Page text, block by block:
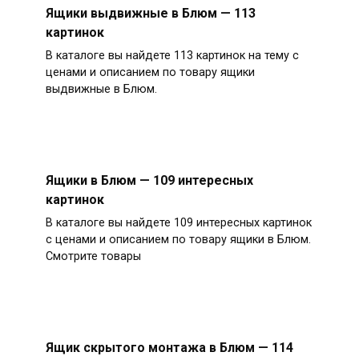
Ящики выдвижные в Блюм — 113
картинок
В каталоге вы найдете 113 картинок на тему с
ценами и описанием по товару ящики
выдвижные в Блюм.
Ящики в Блюм — 109 интересных
картинок
В каталоге вы найдете 109 интересных картинок
с ценами и описанием по товару ящики в Блюм.
Смотрите товары
Ящик скрытого монтажа в Блюм — 114